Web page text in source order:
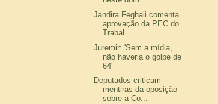
Jandira Feghali comenta
aprovação da PEC do
Trabal...
Juremir: 'Sem a mídia,
não haveria o golpe de
64'
Deputados criticam
mentiras da oposição
sobre a Co...